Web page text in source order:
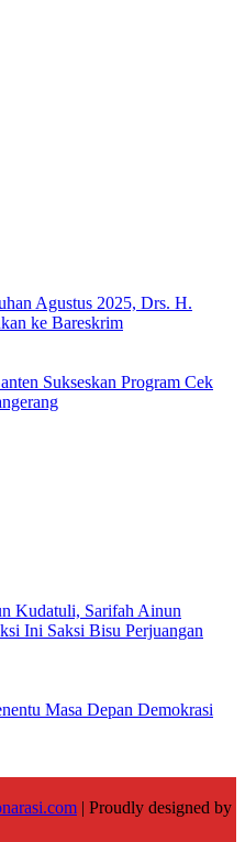
Agustus 2025, Drs. H.
ke Bareskrim
Sukseskan Program Cek
Kudatuli, Sarifah Ainun
Ini Saksi Bisu Perjuangan
Masa Depan Demokrasi
| Proudly designed by